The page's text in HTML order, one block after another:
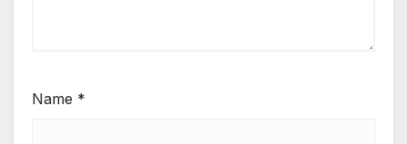
Name *